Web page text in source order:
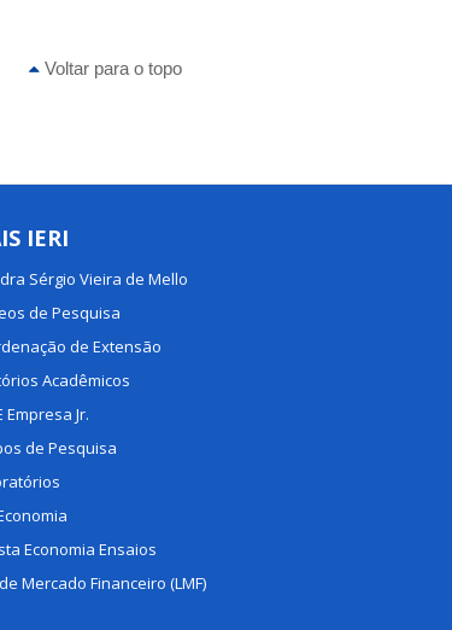
Voltar para o topo
IERI
Sérgio Vieira de Mello
de Pesquisa
de Extensão
Acadêmicos
Empresa Jr.
de Pesquisa
Economia Ensaios
Mercado Financeiro (LMF)